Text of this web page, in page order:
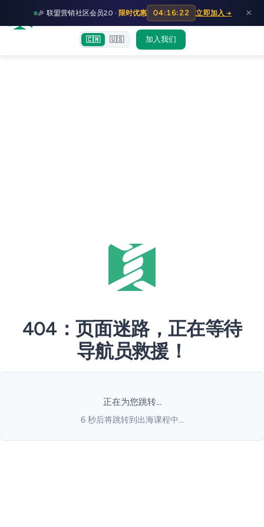
🎉 联盟营销社区会员2.0 · 限时优惠 04:16:21 立即加入 → ×
富裕者联盟 首页文章训练营
HOT
出海教程 认知偏差指南社群交流
🇨🇳 🇺🇸 加入我们
404：页面迷路，正在等待
导航员救援！
正在为您跳转...
5秒后将跳转到出海课程中...